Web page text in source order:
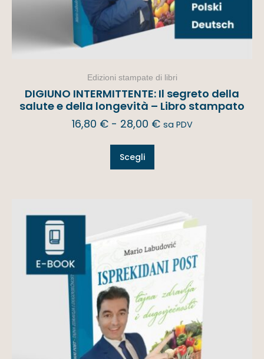
Edizioni stampate di libri
DIGIUNO INTERMITTENTE: Il segreto della
salute e della longevità – Libro stampato
16,80 € - 28,00 € sa PDV
Scegli